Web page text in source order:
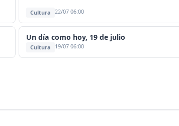
Cultura 22/07 06:00
Un día como hoy, 19 de julio
Cultura 19/07 06:00